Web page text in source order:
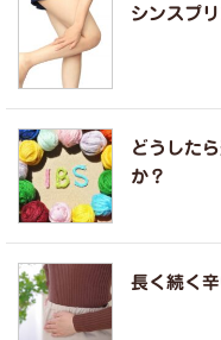
シンスプ
どうした
か？
長く続く